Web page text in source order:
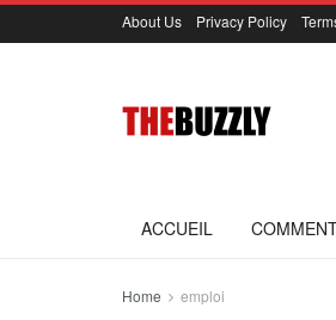
About Us Privacy Policy
ACCUEIL
Home emploi